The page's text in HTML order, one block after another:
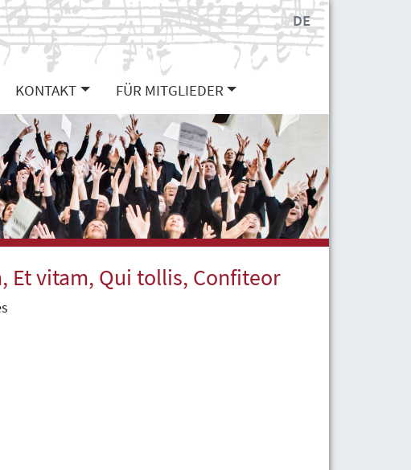
KONTAKT FÜR MITGLIEDER
DE
Et vitam, Qui tollis, Confiteor